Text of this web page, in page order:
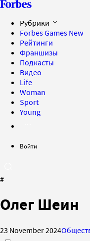
Рубрики
Forbes Games New
Рейтинги
Франшизы
Подкасты
Видео
Life
Woman
Sport
Young
Войти
#
Олег Шеин
23 November 2024